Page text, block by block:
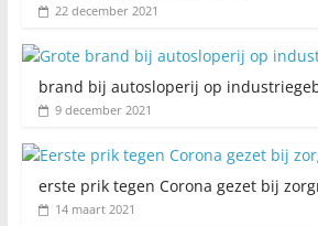
22 december 2021
brand bij autosloperij op
9 december 2021
erste prik tegen Corona gezet bij
14 maart 2021